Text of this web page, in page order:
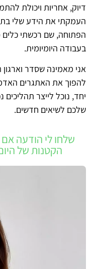
דיוק, אחריות ויכולת
העמקתי את הידע שלי
הפתוחה, שם רכשתי כלים
בעבודה היומיומית.
אני מאמינה שסדר
להפוך את האתגרים
יחד, נוכל לייצר
שלכם לשיאים חדשים.
שלחו לי הודעה
הקטנות של